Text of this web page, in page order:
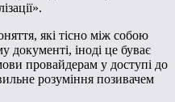
які тісно між собою
документі, іноді це буває
провайдерам у доступі до
розуміння позивачем